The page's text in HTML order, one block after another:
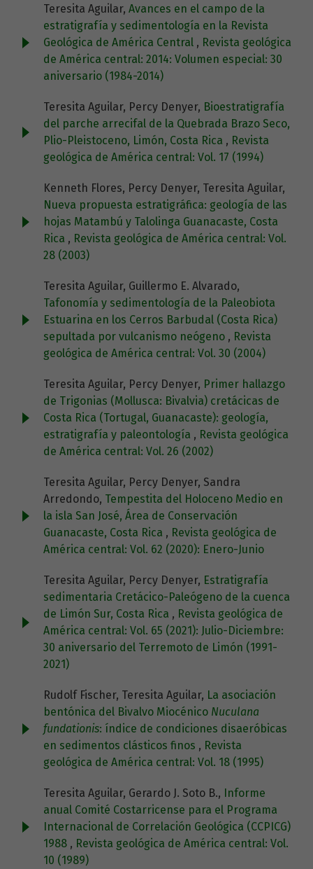
Teresita Aguilar, Avances en el campo de la
estratigrafía y sedimentología en la Revista
Geológica de América Central , Revista geológica
de América central: 2014: Volumen especial: 30
aniversario (1984-2014)
Teresita Aguilar, Percy Denyer, Bioestratigrafía
del parche arrecifal de la Quebrada Brazo Seco,
Plio-Pleistoceno, Limón, Costa Rica , Revista
geológica de América central: Vol. 17 (1994)
Kenneth Flores, Percy Denyer, Teresita Aguilar,
Nueva propuesta estratigráfica: geología de las
hojas Matambú y Talolinga Guanacaste, Costa
Rica , Revista geológica de América central: Vol.
28 (2003)
Teresita Aguilar, Guillermo E. Alvarado,
Tafonomía y sedimentología de la Paleobiota
Estuarina en los Cerros Barbudal (Costa Rica)
sepultada por vulcanismo neógeno , Revista
geológica de América central: Vol. 30 (2004)
Teresita Aguilar, Percy Denyer, Primer hallazgo
de Trigonias (Mollusca: Bivalvia) cretácicas de
Costa Rica (Tortugal, Guanacaste): geología,
estratigrafía y paleontología , Revista geológica
de América central: Vol. 26 (2002)
Teresita Aguilar, Percy Denyer, Sandra
Arredondo, Tempestita del Holoceno Medio en
la isla San José, Área de Conservación
Guanacaste, Costa Rica , Revista geológica de
América central: Vol. 62 (2020): Enero-Junio
Teresita Aguilar, Percy Denyer, Estratigrafía
sedimentaria Cretácico-Paleógeno de la cuenca
de Limón Sur, Costa Rica , Revista geológica de
América central: Vol. 65 (2021): Julio-Diciembre:
30 aniversario del Terremoto de Limón (1991-
2021)
Rudolf Fischer, Teresita Aguilar, La asociación
bentónica del Bivalvo Miocénico Nuculana
fundationis: índice de condiciones disaeróbicas
en sedimentos clásticos finos , Revista
geológica de América central: Vol. 18 (1995)
Teresita Aguilar, Gerardo J. Soto B.,
Informe
anual Comité Costarricense para el Programa
Internacional de Correlación Geológica (CCPICG)
1988 , Revista geológica de América central: Vol.
10 (1989)